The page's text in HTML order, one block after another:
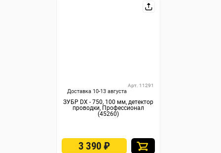
Доставка 10-13 августа
Арт. 11291
ЗУБР DX - 750, 100 мм, детектор
проводки, Профессионал
(45260)
3 390₽